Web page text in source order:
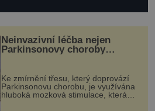
Neinvazivní léčba nejen
Parkinsonovy choroby
Ke zmírnění třesu, který doprovází
Parkinsonovu chorobu, je využívána
hluboká mozková stimulace, která
však vyžaduje vysoce invazivní